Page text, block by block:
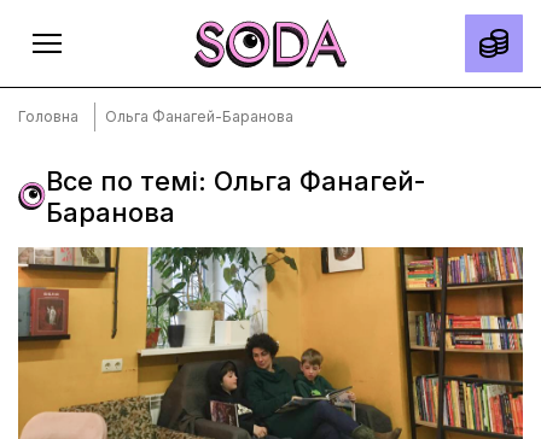
Головна
Тексти
Спецпроєкти
Slow news
Про нас
Головна Ольга Фанагей-Баранова
Все по темі: Ольга Фанагей-
Баранова